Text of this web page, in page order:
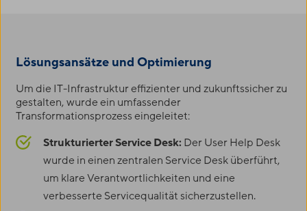
Lösungsansätze und Optimierung
Um die IT-Infrastruktur effizienter und zukunftssicher zu
gestalten, wurde ein umfassender
Transformationsprozess eingeleitet:
Strukturierter Service Desk: Der User Help Desk
wurde in einen zentralen Service Desk überführt,
um klare Verantwortlichkeiten und eine
verbesserte Servicequalität sicherzustellen.